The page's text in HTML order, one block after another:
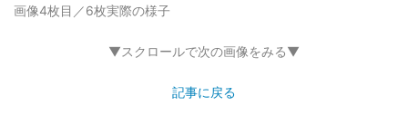
画像4枚目／6枚実際の様子
▼スクロールで次の画像をみる▼
記事に戻る